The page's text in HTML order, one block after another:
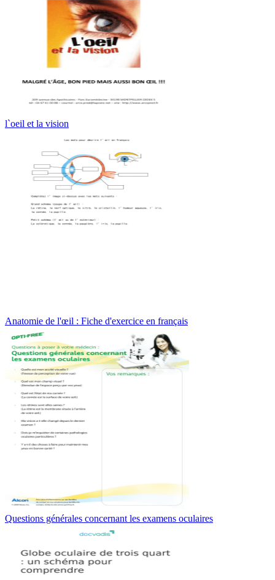
l`oeil et la vision
Anatomie de l'œil : Fiche d'exercice en français
Questions générales concernant les examens oculaires